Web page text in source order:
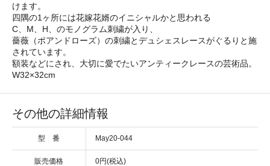
けます。
四隅の1ヶ所には花嫁花婿のイニシャルかと思われる
C、M、H、のモノグラム刺繍が入り、
薔薇（ポアンドローズ）の刺繍とデュシェスレースがぐるりと施
されています。
額装などにされ、大切に愛でたいアンティークレースの芸術品。
W32×32cm
その他の詳細情報
型 番 May20-044
販売価格 0円(税込)